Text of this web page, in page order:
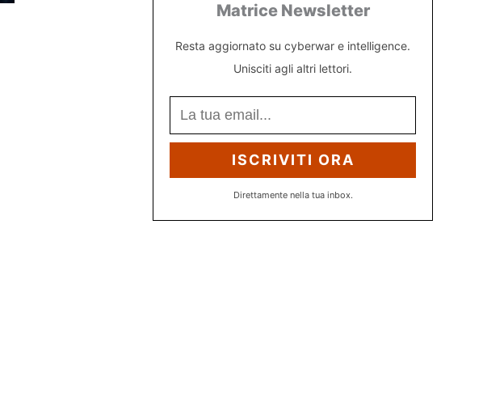
Matrice Newsletter
Resta aggiornato su cyberwar e intelligence.
Unisciti agli altri lettori.
ISCRIVITI ORA
Direttamente nella tua inbox.